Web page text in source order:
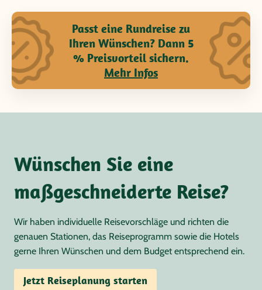
Passt eine Rundreise zu
Ihren Wünschen? Dann 5
% Preisvorteil sichern.
Mehr Infos
Wünschen Sie eine
maßgeschneiderte Reise?
Wir haben individuelle Reisevorschläge und richten die
genauen Stationen, das Reiseprogramm sowie die Hotels
gerne Ihren Wünschen und dem Budget entsprechend ein.
Jetzt Reiseplanung starten